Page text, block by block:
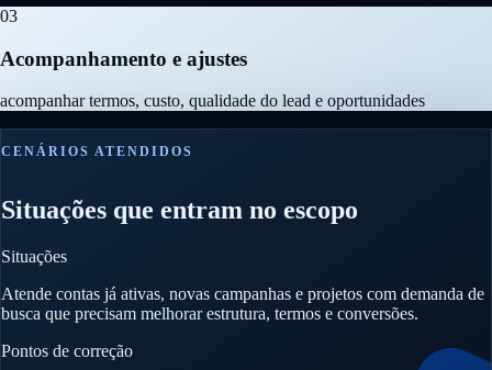
03
Acompanhamento e ajustes
acompanhar termos, custo, qualidade do lead e oportunidades
CENÁRIOS ATENDIDOS
Situações que entram no escopo
Situações
Atende contas já ativas, novas campanhas e projetos com demanda de
busca que precisam melhorar estrutura, termos e conversões.
Pontos de correção